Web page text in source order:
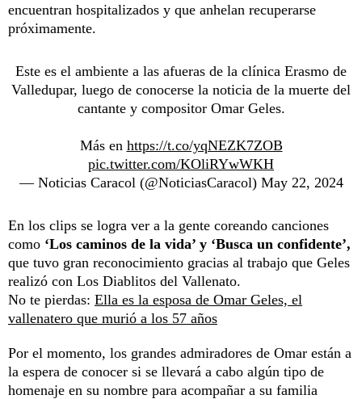
encuentran hospitalizados y que anhelan recuperarse
próximamente.
Este es el ambiente a las afueras de la clínica Erasmo de
Valledupar, luego de conocerse la noticia de la muerte del
cantante y compositor Omar Geles.
Más en https://t.co/yqNEZK7ZOB
pic.twitter.com/KOliRYwWKH
— Noticias Caracol (@NoticiasCaracol) May 22, 2024
En los clips se logra ver a la gente coreando canciones
como ‘Los caminos de la vida’ y ‘Busca un confidente’,
que tuvo gran reconocimiento gracias al trabajo que Geles
realizó con Los Diablitos del Vallenato.
No te pierdas: Ella es la esposa de Omar Geles, el
vallenatero que murió a los 57 años
Por el momento, los grandes admiradores de Omar están a
la espera de conocer si se llevará a cabo algún tipo de
homenaje en su nombre para acompañar a su familia